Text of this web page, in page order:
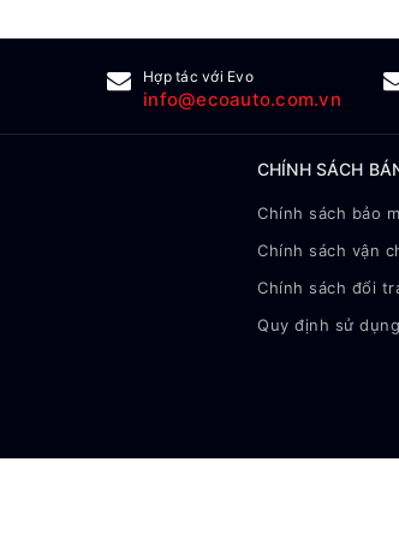
Hợp tác với Evo
info@ecoauto.com.vn
CHÍNH SÁCH
Chính sách bảo
Chính sách vận
Chính sách đổi
Quy định sử dụng